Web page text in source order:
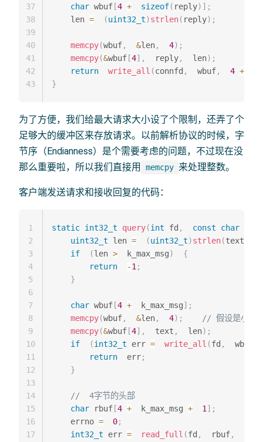
char wbuf [4 + sizeof( reply) ] ;
    len
= (uint32_t)strlen( reply) ;
memcpy(wbuf, &len, 4) ;
memcpy(&wbuf [4] ,
  reply
,
  len
) ;
return
write_all (connfd ,
  wbuf
, 4 +
}
37
38
39
40
41
42
43
为了方便，我们给最大请求大小设了个限制，还弄了个
足够大的缓冲区来存放请求。以前解析协议的时候，字
节序（Endianness）是个需要考虑的问题，不过现在没
那么重要啦，所以我们直接用
memcpy 来处理整数。
客户端发送请求和接收回复的代码：
static int32_t query(int fd , const char
uint32_t len = (uint32_t)strlen(text
if
(len >
  k_max_msg
)
{
return
-1 ;
}
char wbuf [4 +
  k_max_msg
] ;
memcpy(wbuf, &len, 4) ;
// 假设是小端
memcpy(&wbuf [4] ,
  text
,
  len
) ;
if
(int32_t err = write_all (fd ,
  wbuf
return
  err
;
}
//  4字节的头部
char rbuf [4 +
  k_max_msg
+ 1 ] ;
    errno
= 0;
int32_t err = read_full (fd ,
  rbuf
,
1
2
3
4
5
6
7
8
9
10
11
12
13
14
15
16
17